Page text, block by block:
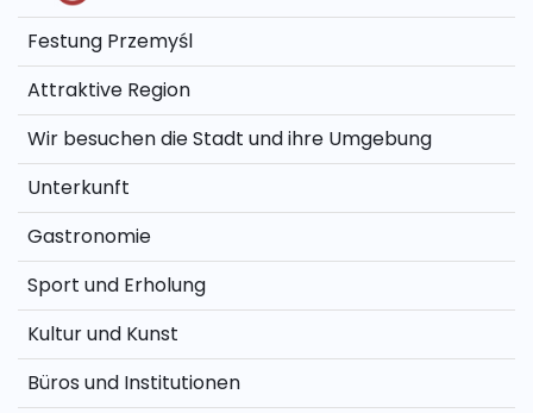
Festung Przemyśl
Attraktive Region
Wir besuchen die Stadt und ihre Umgebung
Unterkunft
Gastronomie
Sport und Erholung
Kultur und Kunst
Büros und Institutionen